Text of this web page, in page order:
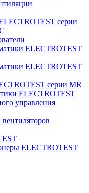
серии
ELECTROTEST
ELECTROTEST
серии MR
ELECTROTEST
управления
вентиляторов
ELECTROTEST